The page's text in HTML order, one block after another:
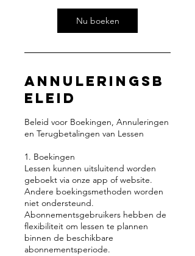
i
n
.
Nu boeken
Annuleringsb
eleid
Beleid voor Boekingen, Annuleringen
en Terugbetalingen van Lessen
1. Boekingen
Lessen kunnen uitsluitend worden
geboekt via onze app of website.
Andere boekingsmethoden worden
niet ondersteund.
Abonnementsgebruikers hebben de
flexibiliteit om lessen te plannen
binnen de beschikbare
abonnementsperiode.